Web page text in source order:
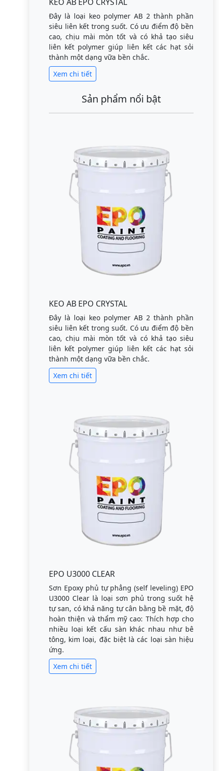
Đây là loại keo polymer AB 2 thành phần
siêu liên kết trong suốt. Có ưu điểm độ bền
cao, chịu mài mòn tốt và có khả tạo siêu
liên kết polymer giúp liên kết các hạt sỏi
thành một dạng vữa bền chắc.
Xem chi tiết
Sản phẩm nổi bật
KEO AB EPO CRYSTAL
Đây là loại keo polymer AB 2 thành phần
siêu liên kết trong suốt. Có ưu điểm độ bền
cao, chịu mài mòn tốt và có khả tạo siêu
liên kết polymer giúp liên kết các hạt sỏi
thành một dạng vữa bền chắc.
Xem chi tiết
EPO U3000 CLEAR
Sơn Epoxy phủ tự phẳng (self leveling) EPO
U3000 Clear là loại sơn phủ trong suốt hệ
tự san, có khả năng tự cân bằng bề mặt, độ
hoàn thiện và thẩm mỹ cao: Thích hợp cho
nhiều loại kết cấu sàn khác nhau như bê
tông, kim loại, đặc biệt là các loại sàn hiệu
ứng.
Xem chi tiết